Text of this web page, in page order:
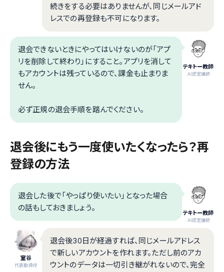
続きをする必要はありませんが、同じメールアド
レスでの再登録も不可になります。
テキトー教師
.AI認定講師
退会できないときにやってはいけないのが「アプ
リを削除して終わり」にすること。アプリを消して
もアカウントは残っているので、課金も止まりま
せん。
必ず正規の退会手順を踏んでください。
退会後にもう一度使いたくなったら？再
登録の方法
テキトー教師
.AI認定講師
退会した後で「やっぱり使いたい」となった場合
の話もしておきましょう。
室谷
代表取締役
退会後30日が経過すれば、同じメールアドレス
で新しいアカウントを作れます。ただし前のアカ
ウントのデータは一切引き継がれないので、完全